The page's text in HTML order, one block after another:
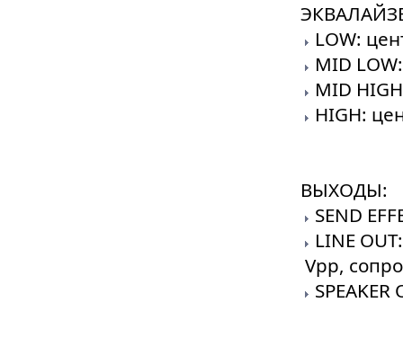
LOW:
MID
MID
HIGH:
ВЫХОДЫ:
SEND
LINE
Vpp,